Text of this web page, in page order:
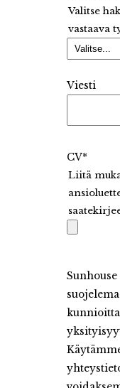
Valitse
vastaava
Viesti
CV*
Liitä